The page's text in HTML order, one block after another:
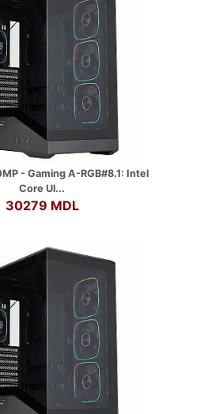
- Gaming A-RGB#8.1: Intel
Core Ul...
30279 MDL